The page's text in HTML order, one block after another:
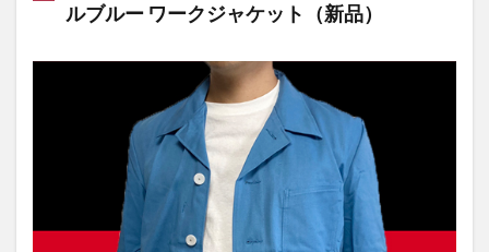
ルブルー ワークジャケット（新品）